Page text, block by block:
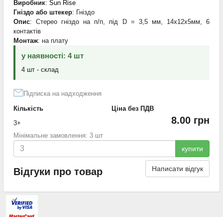
Виробник: Sun Rise
Гніздо або штекер: Гніздо
Опис: Стерео гніздо на п/п, під D = 3,5 мм, 14х12х5мм, 6
контактів
Монтаж: на плату
у наявності: 4 шт
4 шт - склад
Підписка на надходження
Кількість
Ціна без ПДВ
3+
8.00 грн
Мінімальне замовлення: 3 шт
купити
Відгуки про товар Написати відгук